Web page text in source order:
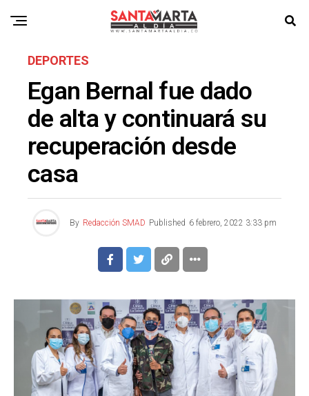
DEPORTES
Egan Bernal fue dado
de alta y continuará su
recuperación desde
casa
By Redacción SMAD Published 6 febrero, 2022 3:33 pm